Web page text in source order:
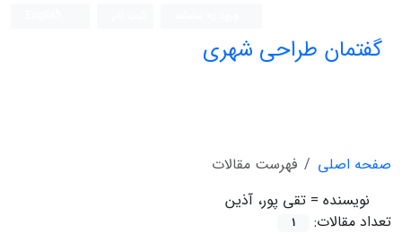
گفتمان طراحی شهری
صفحه اصلی
فهرست مقالات
نویسنده = تقی پور، آذین
تعداد مقالات:
1